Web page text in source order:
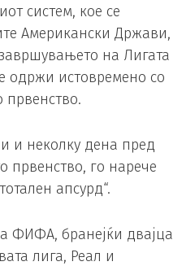
систем, кое се
Американски Држави,
на Лигата
одржи истовремено со
првенство.
и неколку дена пред
првенство, го нарече
апсурд“.
ФИФА, бранејќи двајца
лига, Реал и